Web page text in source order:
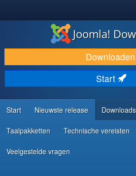
DOWNLOAD & BREID UIT
ONTDEK & LEER
COMMUNITY & ONDERSTEUNING
ONTWIKKELAARSBRONNEN
Joomla!
Downloaden
Start
Start Nieuwste release Downloads
Taalpakketten Technische vereisten
Veelgestelde vragen